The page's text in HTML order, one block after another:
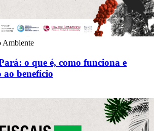
Ambiente
o que é, como funciona e
benefício